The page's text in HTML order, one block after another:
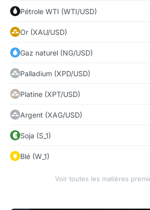
Pétrole WTI (WTI/USD)
Or (XAU/USD)
Gaz naturel (NG/USD)
Palladium (XPD/USD)
Platine (XPT/USD)
Argent (XAG/USD)
Soja (S_1)
Blé (W_1)
Voir toutes les matières